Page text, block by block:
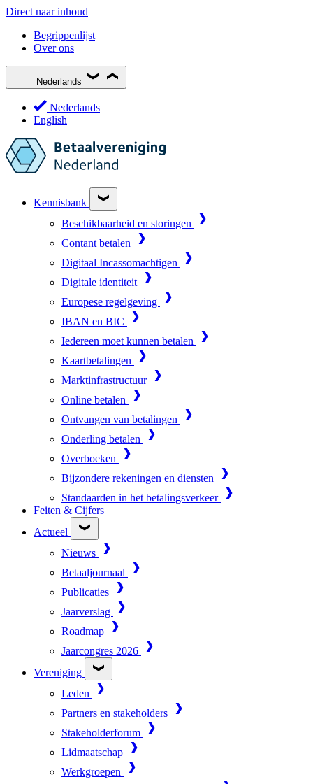
Direct naar inhoud
Begrippenlijst
Over ons
Nederlands
Nederlands
English
Kennisbank
Beschikbaarheid en storingen
Contant betalen
Digitaal Incassomachtigen
Digitale identiteit
Europese regelgeving
IBAN en BIC
Iedereen moet kunnen betalen
Kaartbetalingen
Marktinfrastructuur
Online betalen
Ontvangen van betalingen
Onderling betalen
Overboeken
Bijzondere rekeningen en diensten
Standaarden in het betalingsverkeer
Feiten & Cijfers
Actueel
Nieuws
Betaaljournaal
Publicaties
Jaarverslag
Roadmap
Jaarcongres 2026
Vereniging
Leden
Partners en stakeholders
Stakeholderforum
Lidmaatschap
Werkgroepen